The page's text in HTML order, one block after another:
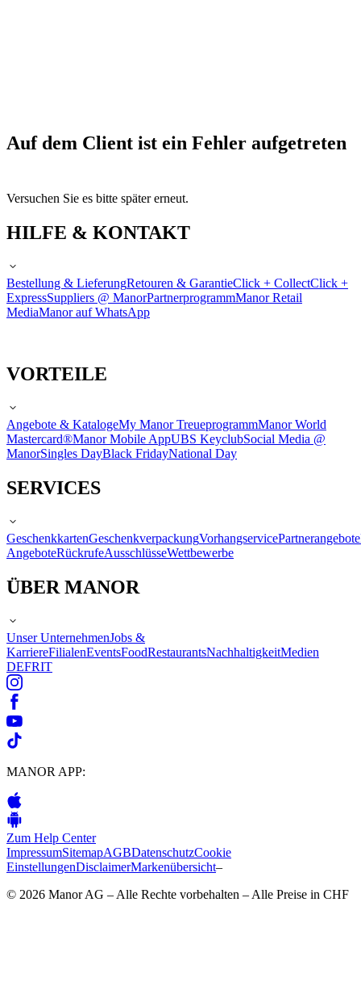
Auf dem Client ist ein Fehler aufgetreten
Versuchen Sie es bitte später erneut.
HILFE & KONTAKT
Bestellung & LieferungRetouren & GarantieClick + CollectClick +
ExpressSuppliers @ ManorPartnerprogrammManor Retail
MediaManor auf WhatsApp
VORTEILE
Angebote & KatalogeMy Manor TreueprogrammManor World
Mastercard®Manor Mobile AppUBS KeyclubSocial Media @
ManorSingles DayBlack FridayNational Day
SERVICES
GeschenkkartenGeschenkverpackungVorhangservicePartnerangebote
AngeboteRückrufeAusschlüsseWettbewerbe
ÜBER MANOR
Unser UnternehmenJobs &
KarriereFilialenEventsFoodRestaurantsNachhaltigkeitMedien
DEFRIT
MANOR APP:
Zum Help Center
ImpressumSitemapAGBDatenschutzCookie
EinstellungenDisclaimerMarkenübersicht–
© 2026 Manor AG – Alle Rechte vorbehalten – Alle Preise in CHF